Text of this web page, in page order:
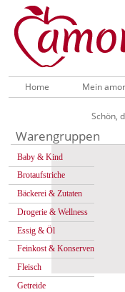
Home Mein
Schön,
Warengruppen
Baby & Kind
Brotaufstriche
Bäckerei & Zutaten
Drogerie & Wellness
Essig & Öl
Feinkost & Konserven
Fleisch
Getreide